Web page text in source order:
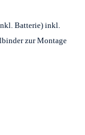
Batterie) inkl.
zur Montage